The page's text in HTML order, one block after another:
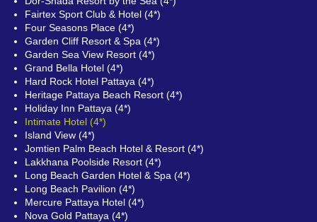
Fairtex Sport Club & Hotel (4*)
Four Seasons Place (4*)
Garden Cliff Resort & Spa (4*)
Garden Sea View Resort (4*)
Grand Bella Hotel (4*)
Hard Rock Hotel Pattaya (4*)
Heritage Pattaya Beach Resort (4*)
Holiday Inn Pattaya (4*)
Intimate Hotel (4*)
Island View (4*)
Jomtien Palm Beach Hotel & Resort (4*)
Lakkhana Poolside Resort (4*)
Long Beach Garden Hotel & Spa (4*)
Long Beach Pavilion (4*)
Mercure Pattaya Hotel (4*)
Nova Gold Pattaya (4*)